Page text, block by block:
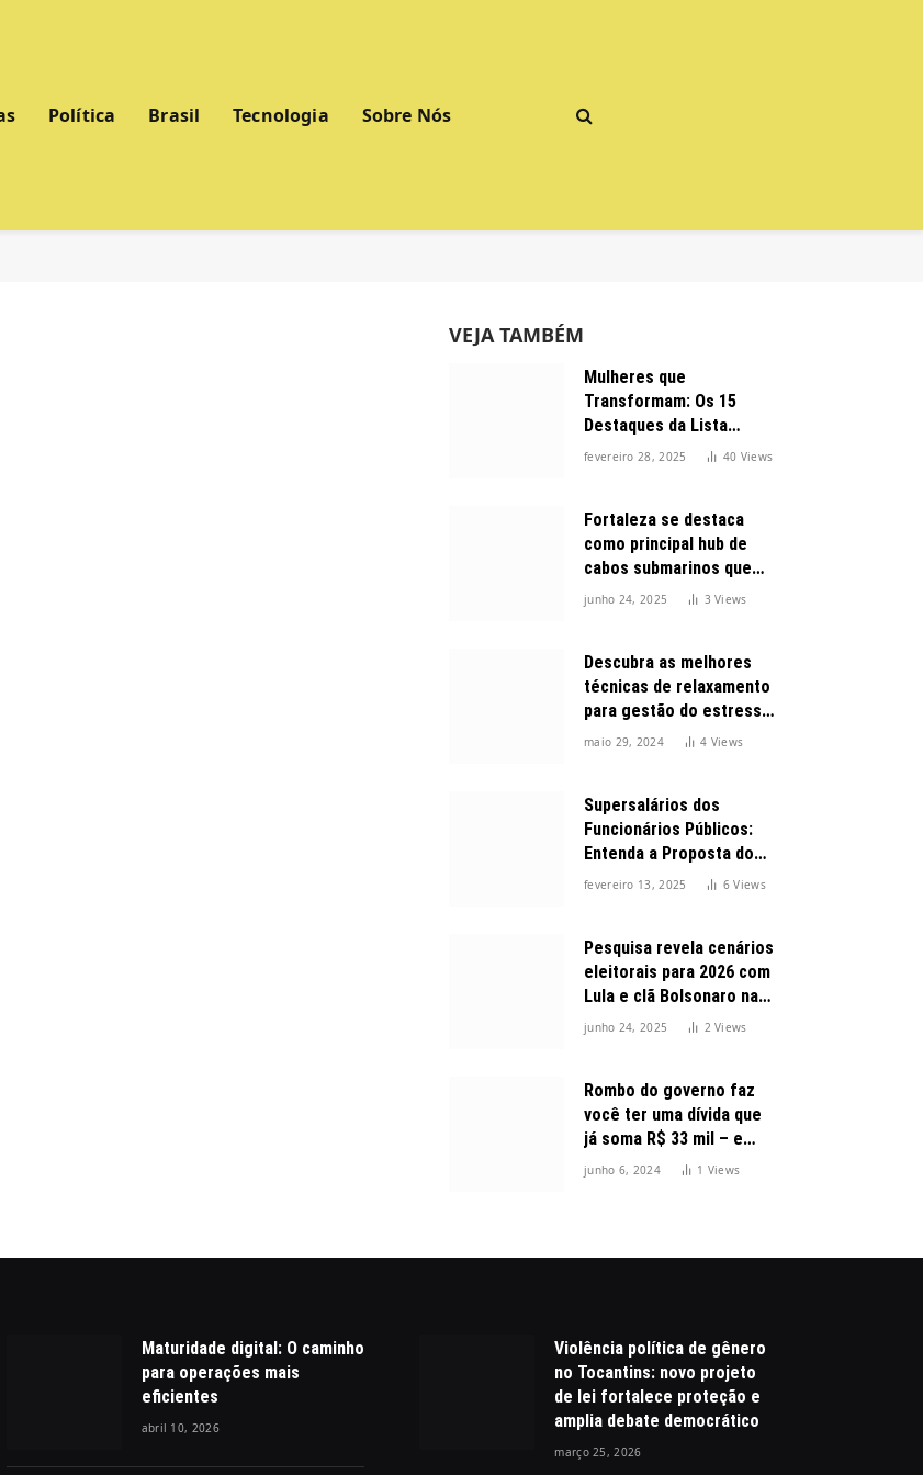
Política Brasil Tecnologia Sobre Nós
VEJA TAMBÉM
Mulheres que
Transformam: Os 15
Destaques da Lista
Forbes 2025 no Brasil
fevereiro 28, 2025 40 Views
Fortaleza se destaca
como principal hub de
cabos submarinos que
conectam o Brasil ao
junho 24, 2025 3Views
Descubra as melhores
técnicas de relaxamento
para gestão do estresse
durante o dia
maio 29, 2024 4 Views
Supersalários dos
Funcionários Públicos:
Entenda a Proposta do
Governo para Limitar
fevereiro 13, 2025 6Views
Pesquisa revela cenários
eleitorais para 2026 com
Lula e clã Bolsonaro na
disputa presidencial
junho 24, 2025 2Views
Rombo do governo faz
você ter uma dívida que
já soma R$ 33 mil – e
cresceu 300%
junho 6, 2024 1 Views
Maturidade digital: O caminho
para operações mais
eficientes
abril 10, 2026
Violência política de gênero
no Tocantins: novo projeto
de lei fortalece proteção e
amplia debate democrático
março 25, 2026